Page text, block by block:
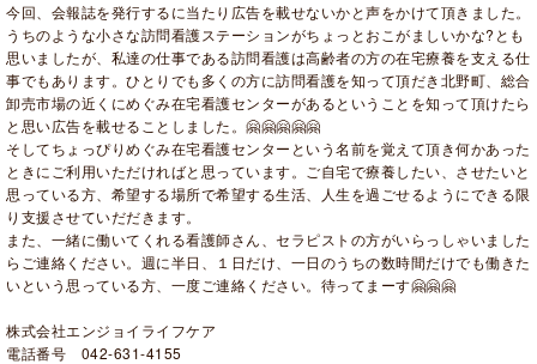
今回、会報誌を発行するに当たり広告を載せないかと声をかけて頂きました。
うちのような小さな訪問看護ステーションがちょっとおこがましいかな?とも
思いましたが、私達の仕事である訪問看護は高齢者の方の在宅療養を支える仕
事でもあります。ひとりでも多くの方に訪問看護を知って頂だき北野町、総合
卸売市場の近くにめぐみ在宅看護センターがあるということを知って頂けたら
と思い広告を載せることしました。🤗🤗🤗🤗🤗
そしてちょっぴりめぐみ在宅看護センターという名前を覚えて頂き何かあった
ときにご利用いただければと思っています。ご自宅で療養したい、させたいと
思っている方、希望する場所で希望する生活、人生を過ごせるようにできる限
り支援させていだだきます。
また、一緒に働いてくれる看護師さん、セラピストの方がいらっしゃいました
らご連絡ください。週に半日、１日だけ、一日のうちの数時間だけでも働きた
いという思っている方、一度ご連絡ください。待ってまーす🤗🤗🤗
株式会社エンジョイライフケア
電話番号 042-631-4155